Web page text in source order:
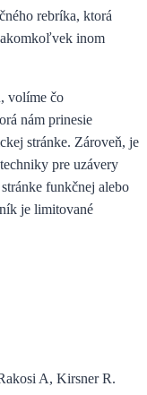
rebríka, ktorá
inom
volíme čo
nám prinesie
stránke. Zároveň, je
pre uzávery
funkčnej alebo
je limitované
A, Kirsner R.